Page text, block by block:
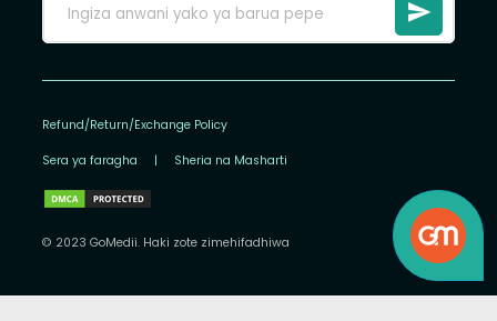
Refund/Return/Exchange Policy
Sera ya faragha | Sheria na Masharti
© 2023 GoMedii. Haki zote zimehifadhiwa